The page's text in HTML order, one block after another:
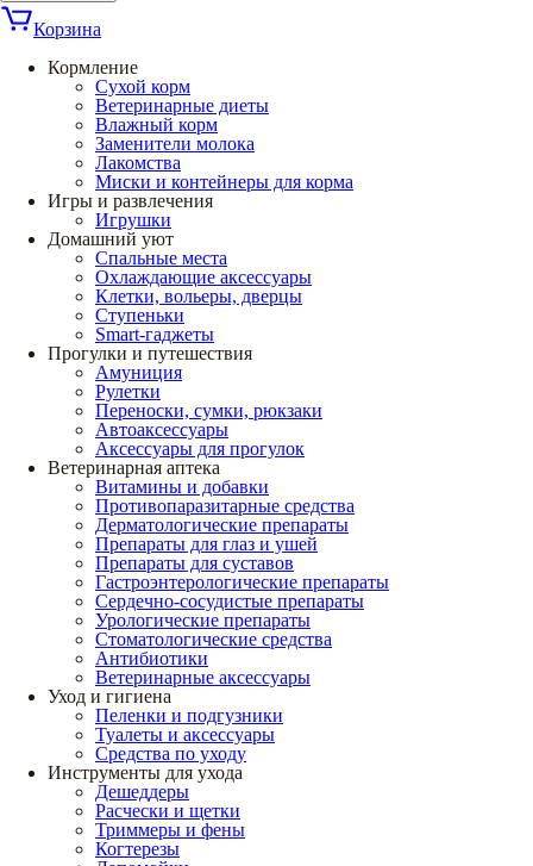
Корзина
Кормление
Сухой корм
Ветеринарные диеты
Влажный корм
Заменители молока
Лакомства
Миски и контейнеры для корма
Игры и развлечения
Игрушки
Домашний уют
Спальные места
Охлаждающие аксессуары
Клетки, вольеры, дверцы
Ступеньки
Smart-гаджеты
Прогулки и путешествия
Амуниция
Рулетки
Переноски, сумки, рюкзаки
Автоаксессуары
Аксессуары для прогулок
Ветеринарная аптека
Витамины и добавки
Противопаразитарные средства
Дерматологические препараты
Препараты для глаз и ушей
Препараты для суставов
Гастроэнтерологические препараты
Сердечно-сосудистые препараты
Урологические препараты
Стоматологические средства
Антибиотики
Ветеринарные аксессуары
Уход и гигиена
Пеленки и подгузники
Туалеты и аксессуары
Средства по уходу
Инструменты для ухода
Дешеддеры
Расчески и щетки
Триммеры и фены
Когтерезы